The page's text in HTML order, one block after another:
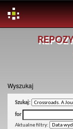
Wyszukaj
Szukaj:
for
Aktualne filtry: